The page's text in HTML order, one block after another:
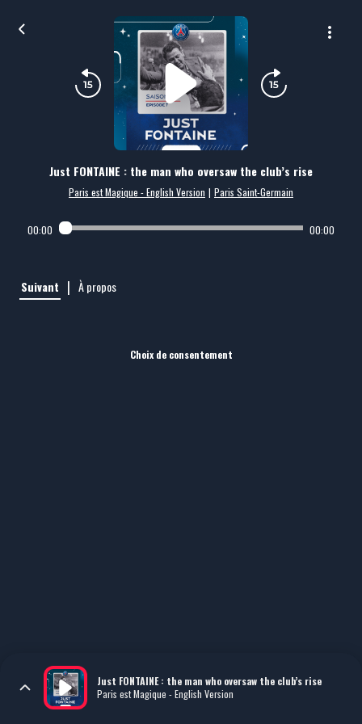
Just FONTAINE : the man who oversaw the club’s rise
Paris est Magique - English Version | Paris Saint-Germain
00:00 00:00
Suivant | À propos
Choix de consentement
Just FONTAINE : the man who oversaw the club’s rise
Paris est Magique - English Version